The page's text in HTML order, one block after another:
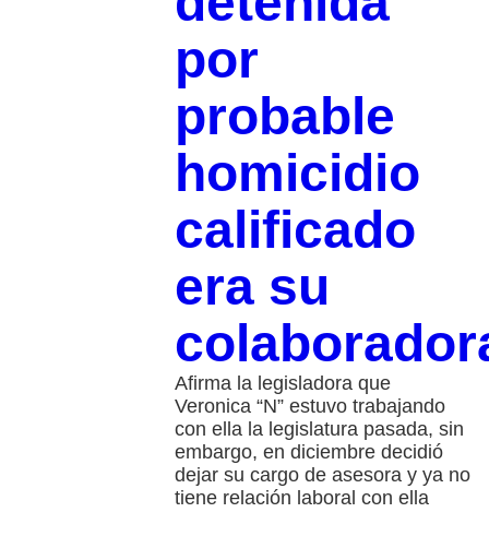
por
probable
homicidio
calificado
era su
Afirma la legisladora que
Veronica “N” estuvo trabajando
con ella la legislatura pasada, sin
embargo, en diciembre decidió
dejar su cargo de asesora y ya no
tiene relación laboral con ella